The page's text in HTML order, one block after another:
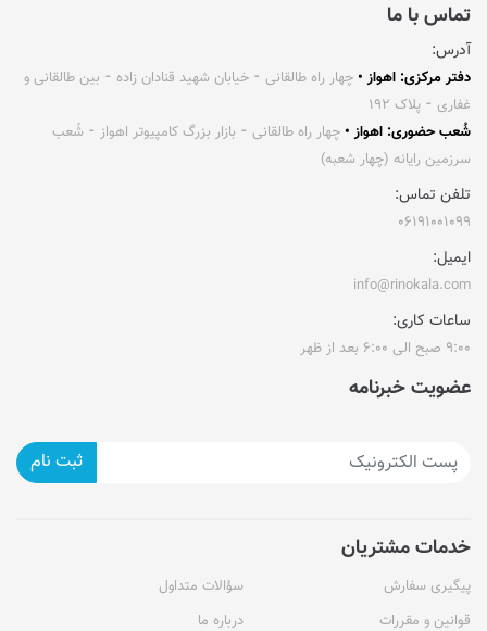
تماس با ما
آدرس:
دفتر مرکزی: اهواز • چهار راه طالقانی ⁃ خیابان شهید قنادان زاده ⁃ بین طالقانی و
غفاری ⁃ پلاک ۱۹۲
شُعب حضوری: اهواز • چهار راه طالقانی ⁃ بازار بزرگ کامپیوتر اهواز ⁃ شُعب
سرزمین رایانه (چهار شعبه)
تلفن تماس:
۰۶۱۹۱۰۰۱۰۹۹
ایمیل:
info@rinokala.com
ساعات کاری:
۹:۰۰ صبح الی ۶:۰۰ بعد از ظهر
عضویت خبرنامه
ثبت نام
خدمات مشتریان
پیگیری سفارش
سؤالات متداول
قوانین و مقررات
درباره ما